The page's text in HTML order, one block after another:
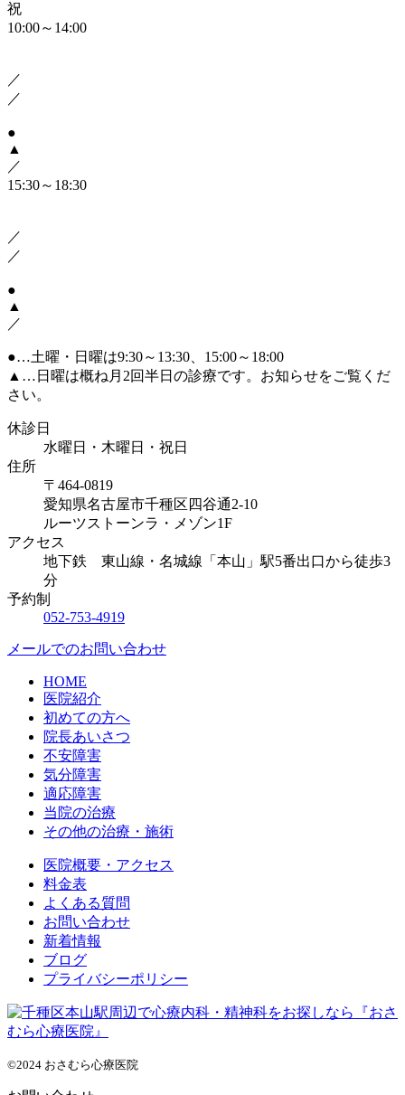
祝
10:00～14:00
／
／
●
▲
／
15:30～18:30
／
／
●
▲
／
●…土曜・日曜は9:30～13:30、15:00～18:00
▲ …日曜は概ね月2回半日の診療です。お知らせをご覧くだ
さい。
休診日
水曜日・木曜日・祝日
住所
〒464-0819
愛知県名古屋市千種区四谷通2-10
ルーツストーンラ・メゾン1F
アクセス
地下鉄 東山線・名城線「本山」駅5番出口から徒歩3
分
予約制
052-753-4919
メールでのお問い合わせ
HOME
医院紹介
初めての方へ
院長あいさつ
不安障害
気分障害
適応障害
当院の治療
その他の治療・施術
医院概要・アクセス
料金表
よくある質問
お問い合わせ
新着情報
ブログ
プライバシーポリシー
©2024 おさむら心療医院